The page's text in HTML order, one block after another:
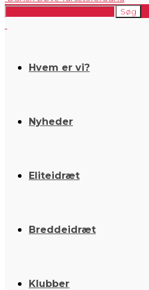
Hvem er vi?
Nyheder
Eliteidræt
Breddeidræt
Klubber